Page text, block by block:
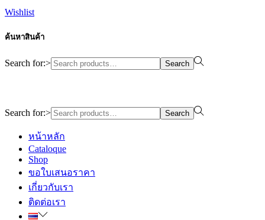
Wishlist
ค้นหาสินค้า
Search for:> Search
Search for:> Search
หน้าหลัก
Cataloque
Shop
ขอใบเสนอราคา
เกี่ยวกับเรา
ติดต่อเรา